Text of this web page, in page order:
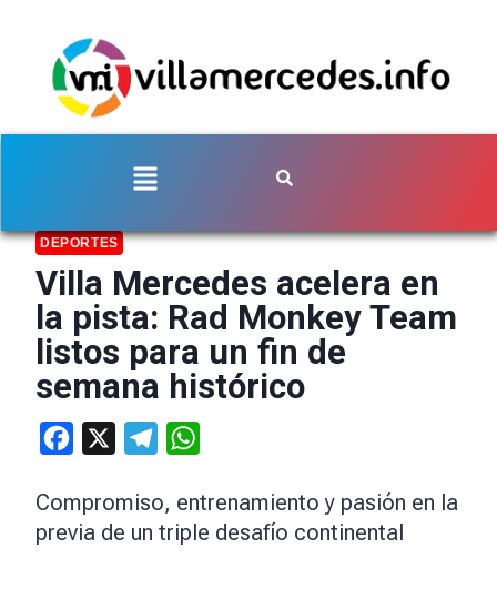
DEPORTES
Villa Mercedes acelera en
la pista: Rad Monkey Team
listos para un fin de
semana histórico
Facebook Telegram
Compromiso, entrenamiento y pasión en la
previa de un triple desafío continental